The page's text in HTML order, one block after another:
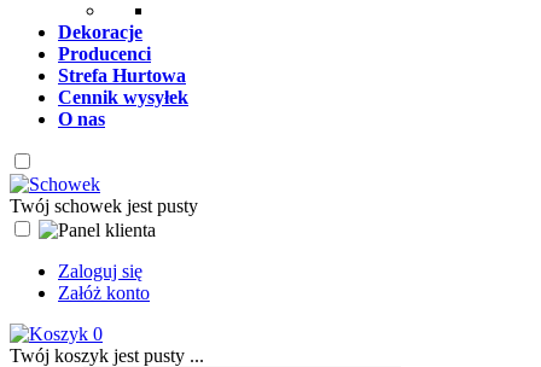
Dekoracje
Producenci
Strefa Hurtowa
Cennik wysyłek
O nas
Twój schowek jest pusty
Zaloguj się
Załóż konto
0
Twój koszyk jest pusty ...